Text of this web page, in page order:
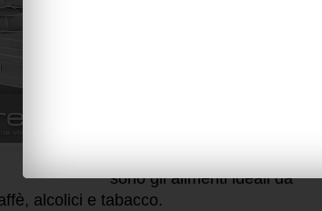
sono gli alimenti ideali da
alcolici e tabacco.